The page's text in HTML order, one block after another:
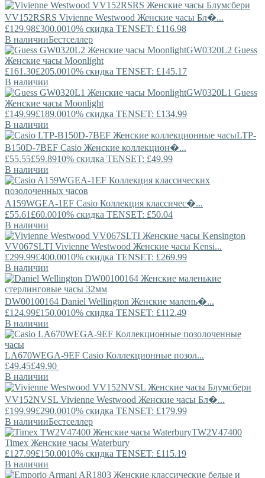
VV152RSRS Vivienne Westwood Женские часы Бл�...
£129.98£300.0010% скидка TENSET: £116.98
В наличииБестселлер
GW0320L2 Guess
Женские часы Moonlight
£161.30£205.0010% скидка TENSET: £145.17
В наличии
GW0320L1 Guess
Женские часы Moonlight
£149.99£189.0010% скидка TENSET: £134.99
В наличии
LTP-
B150D-7BEF Casio Женские коллекцион�...
£55.55£59.8910% скидка TENSET: £49.99
В наличии
A159WGEA-1EF Casio Коллекция классичес�...
£55.61 £60.0010% скидка TENSET: £50.04
В наличии
VV067SLTI Vivienne Westwood Женские часы Kensi...
£299.99£400.0010% скидка TENSET: £269.99
В наличии
DW00100164 Daniel Wellington Женские малень�...
£124.99£150.0010% скидка TENSET: £112.49
В наличии
LA670WEGA-9EF Casio Коллекционные позол...
£49.45£49.90
В наличии
VV152NVSL Vivienne Westwood Женские часы Бл�...
£199.99£290.0010% скидка TENSET: £179.99
В наличииБестселлер
TW2V47400
Timex Женские часы Waterbury
£127.99£150.0010% скидка TENSET: £115.19
В наличии